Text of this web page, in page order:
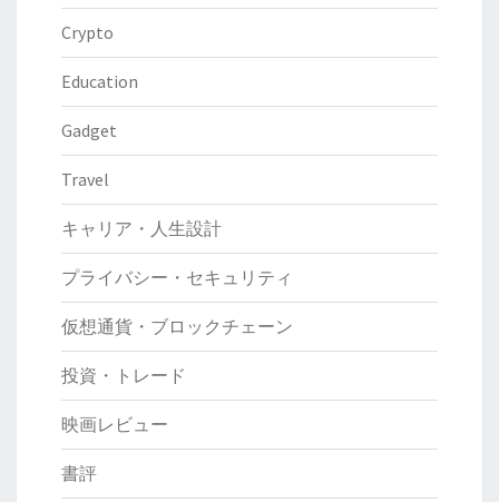
Crypto
Education
Gadget
Travel
キャリア・人生設計
プライバシー・セキュリティ
仮想通貨・ブロックチェーン
投資・トレード
映画レビュー
書評